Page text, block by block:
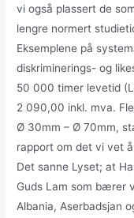
vi også plassert de
lengre normert
Eksemplene på
diskriminerings- og
50 000 timer levetid
2 090,00 inkl. mva.
Ø 30mm – Ø 70mm,
rapport om det vi vet
Det sanne Lyset; at
Guds Lam som bærer
Albania, Aserbadsjan